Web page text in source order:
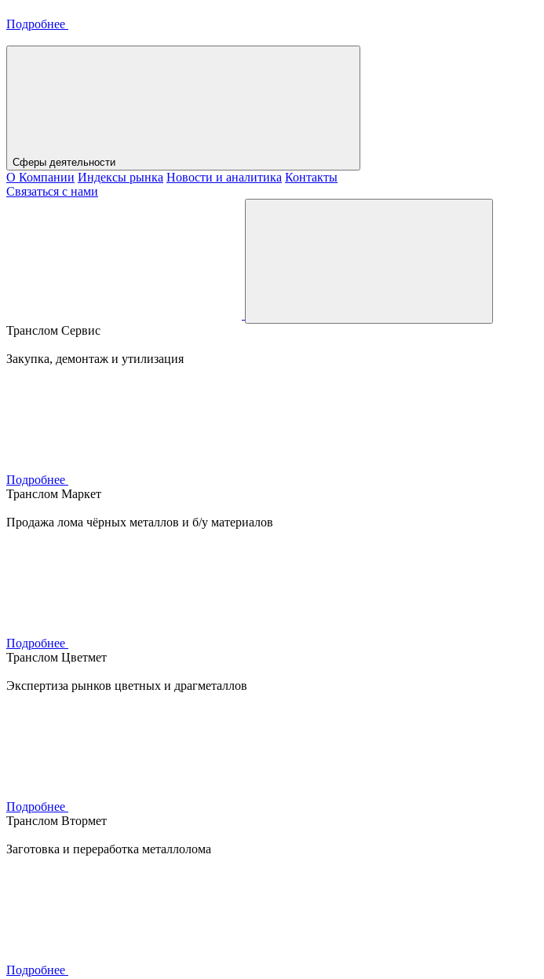
Подробнее
Сферы деятельности
О Компании Индексы рынка Новости и аналитика Контакты
Связаться с нами
Транслом Сервис
Закупка, демонтаж и утилизация
Подробнее
Транслом Маркет
Продажа лома чёрных металлов и б/у материалов
Подробнее
Транслом Цветмет
Экспертиза рынков цветных и драгметаллов
Подробнее
Транслом Втормет
Заготовка и переработка металлолома
Подробнее